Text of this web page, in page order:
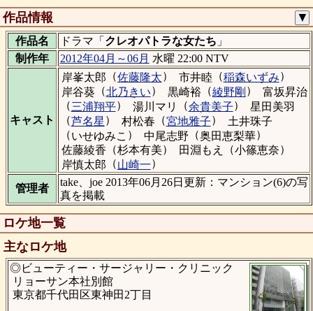
作品情報 ▼
作品名 ドラマ「 クレオパトラな女たち 」
制作年
2012年04月～06月 水曜 22:00 NTV
キャスト
岸峯太郎 （佐藤隆太） 市井睦 （稲森いずみ）
岸谷葵（北乃きい） 黒崎裕（綾野剛 ）
富坂昇治
（三浦翔平） 湯川マリ （余貴美子）
星田美羽
（芦名星 ） 村松春 （宮地雅子）
土井珠子
（いせゆみこ ） 中尾志野 （奥田恵梨華）
佐藤綾香 （杉本有美） 田淵もえ （小篠恵奈）
岸慎太郎 （山崎一）
管理者
take、joe 2013年06月26日更新：マンション(6)の写
真を掲載
ロケ地一覧
主なロケ地
◎ビューティー・サージャリー・クリニック
リョーサン本社別館
東京都千代田区東神田2丁目